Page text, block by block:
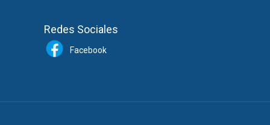
Redes Sociales
Facebook